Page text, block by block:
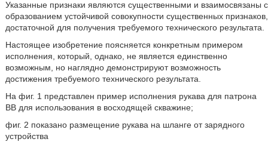
Указанные признаки являются существенными и взаимосвязаны с
образованием устойчивой совокупности существенных признаков,
достаточной для получения требуемого технического результата.
Настоящее изобретение поясняется конкретным примером
исполнения, который, однако, не является единственно
возможным, но наглядно демонстрируют возможность
достижения требуемого технического результата.
На фиг. 1 представлен пример исполнения рукава для патрона
ВВ для использования в восходящей скважине;
фиг. 2 показано размещение рукава на шланге от зарядного
устройства